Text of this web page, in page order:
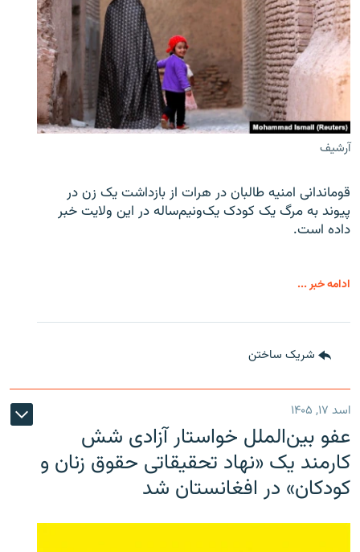
آرشیف
قوماندانی امنیه طالبان در هرات از بازداشت یک زن در
پیوند به مرگ یک کودک یک‌ونیم‌ساله در این ولایت خبر
داده است.
ادامه خبر ...
شریک ساختن
اسد ۱۷, ۱۴۰۵
عفو بین‌الملل خواستار آزادی شش
کارمند یک «نهاد تحقیقاتی حقوق زنان و
کودکان» در افغانستان شد